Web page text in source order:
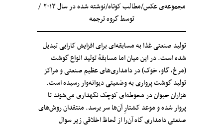
مجموعه‌ی عکس/مطالب کوتاه/نوشته شده در سال ۲۰۱۳
توسطگروه ترجمه
تولید صنعتی غذا به مسابقه‌ای برای افزایش کارایی تبدیل
شده است. در این میان اما مسابقهٔ تولید انواع گوشت
(مرغ، گاو، خوک) در دامداری‌های عظیم صنعتی و مراکز
تولید گوشت پرواری به وضعیتی دیوانه‌وار رسیده است.
هزاران حیوان در محوطه‌ای کوچک نگهداری می‌شوند تا
پروار شده و موعد کشتارِ آن‌ها سر برسد. منتقدان روش‌های
صنعتی دامداری گاه آن‌را از لحاظ اخلاقی زیر سوال